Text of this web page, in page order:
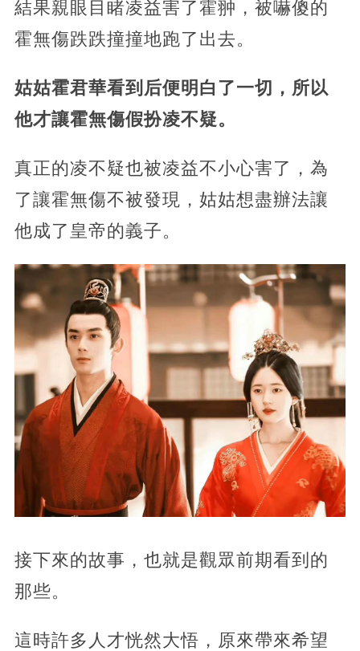
結果親眼目睹凌益害了霍翀，被嚇傻的
霍無傷跌跌撞撞地跑了出去。
姑姑霍君華看到后便明白了一切，所以
他才讓霍無傷假扮凌不疑。
真正的凌不疑也被凌益不小心害了，為
了讓霍無傷不被發現，姑姑想盡辦法讓
他成了皇帝的義子。
接下來的故事，也就是觀眾前期看到的
那些。
這時許多人才恍然大悟，原來帶來希望